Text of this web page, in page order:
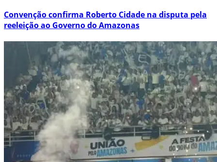
Convenção confirma Roberto Cidade na disputa pela
reeleição ao Governo do Amazonas